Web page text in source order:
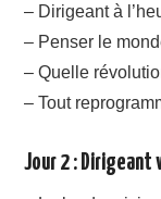
– Dirigeant à
– Penser le
– Quelle
– Tout
Jour 2 : Dirigeant